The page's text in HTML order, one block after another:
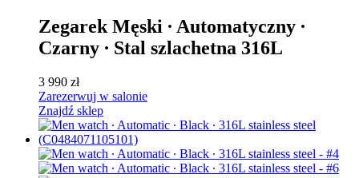
Zegarek Męski ∙ Automatyczny ∙
Czarny ∙ Stal szlachetna 316L
3 990 zł
Zarezerwuj w salonie
Znajdź sklep